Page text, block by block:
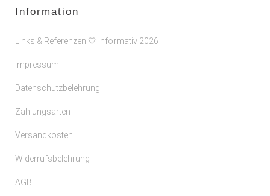
Information
Links & Referenzen 🤍 informativ 2026
Impressum
Datenschutzbelehrung
Zahlungsarten
Versandkosten
Widerrufsbelehrung
AGB